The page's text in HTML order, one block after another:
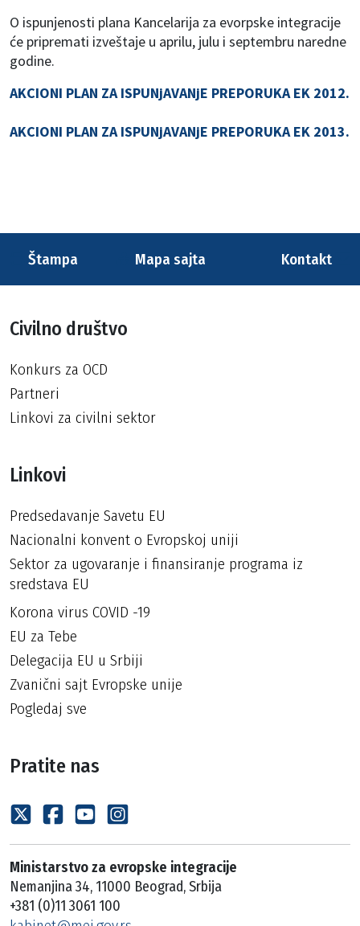
O ispunjenosti plana Kancelarija za evorpske integracije
će pripremati izveštaje u aprilu, julu i septembru naredne
godine.
AKCIONI PLAN ZA ISPUNjAVANjE PREPORUKA EK 2012.
AKCIONI PLAN ZA ISPUNjAVANjE PREPORUKA EK 2013.
Štampa Mapa sajta Kontakt
Civilno društvo
Konkurs za OCD
Partneri
Linkovi za civilni sektor
Linkovi
Predsedavanje Savetu EU
Nacionalni konvent o Evropskoj uniji
Sektor za ugovaranje i finansiranje programa iz
sredstava EU
Korona virus COVID -19
EU za Tebe
Delegacija EU u Srbiji
Zvanični sajt Evropske unije
Pogledaj sve
Pratite nas
Ministarstvo za evropske integracije
Nemanjina 34, 11000 Beograd, Srbija
+381 (0)11 3061 100